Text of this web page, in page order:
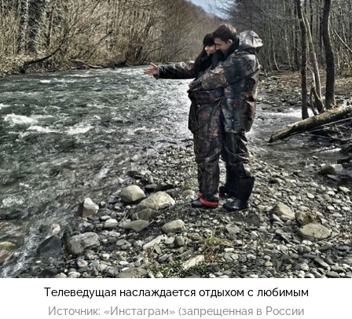
Телеведущая наслаждается отдыхом с любимым
Источник: «Инстаграм» (запрещенная в России